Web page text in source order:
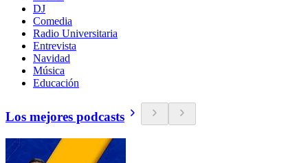
DJ
Comedia
Radio Universitaria
Entrevista
Navidad
Música
Educación
Los mejores podcasts